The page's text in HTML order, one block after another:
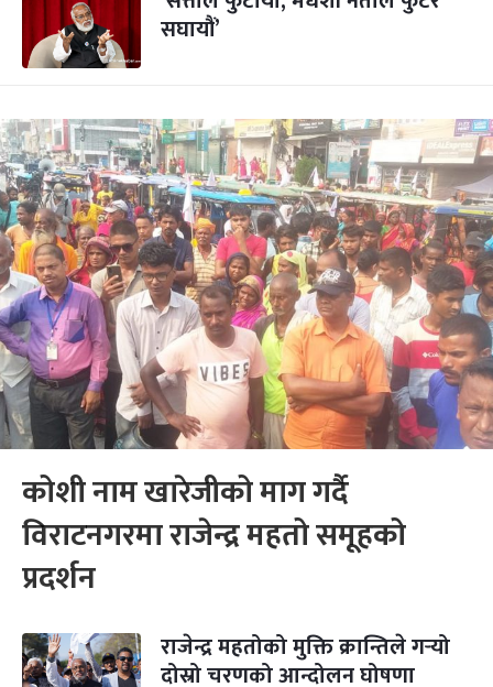
सघायौं’
कोशी नाम खारेजीको माग गर्दै
विराटनगरमा राजेन्द्र महतो समूहको
प्रदर्शन
राजेन्द्र महतोको मुक्ति क्रान्तिले गर्‍यो
दोस्रो चरणको आन्दोलन घोषणा